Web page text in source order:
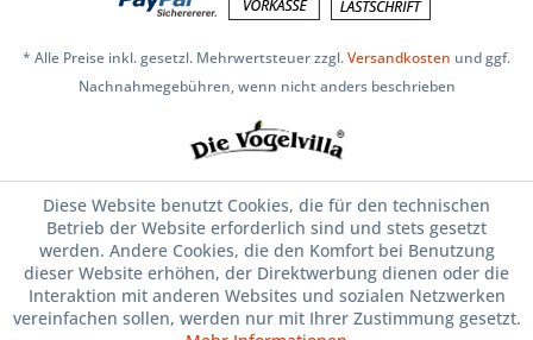
* Alle Preise inkl. gesetzl. Mehrwertsteuer zzgl.Versandkosten und ggf.
Nachnahmegebühren, wenn nicht anders beschrieben
Diese Website benutzt Cookies, die für den technischen
Betrieb der Website erforderlich sind und stets gesetzt
werden. Andere Cookies, die den Komfort bei Benutzung
dieser Website erhöhen, der Direktwerbung dienen oder die
Interaktion mit anderen Websites und sozialen Netzwerken
vereinfachen sollen, werden nur mit Ihrer Zustimmung gesetzt.